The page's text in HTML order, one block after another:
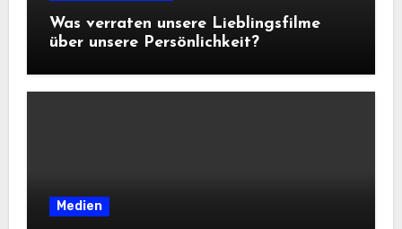
Was verraten unsere Lieblingsfilme
über unsere Persönlichkeit?
Medien